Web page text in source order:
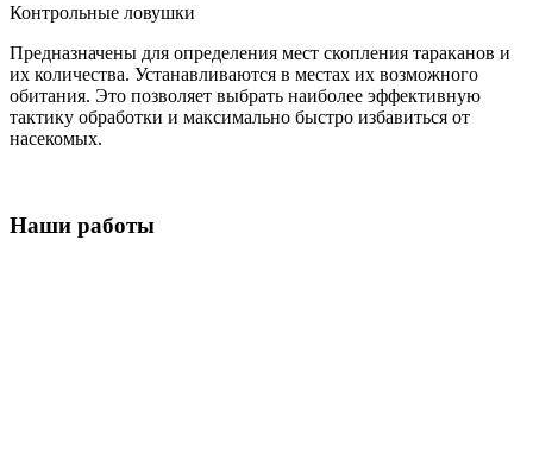
Контрольные ловушки
Предназначены для определения мест скопления тараканов и
их количества. Устанавливаются в местах их возможного
обитания. Это позволяет выбрать наиболее эффективную
тактику обработки и максимально быстро избавиться от
насекомых.
Наши работы